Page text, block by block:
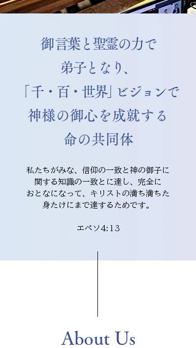
​​御言葉と聖霊の力で
弟子となり、
千・百・世界」 ビジョンで
​神様の御心を成就する
​命の共同体
私たちがみな、信仰の一致と神の御子に
関する知識の一致とに達し、完全に
おとなになって、キリストの満ち満ちた
身たけにまで達するためです。
エペソ4:13
About Us